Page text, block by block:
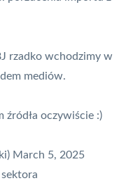
rzadko wchodzimy w
mediów.
źródła oczywiście :)
March 5, 2025